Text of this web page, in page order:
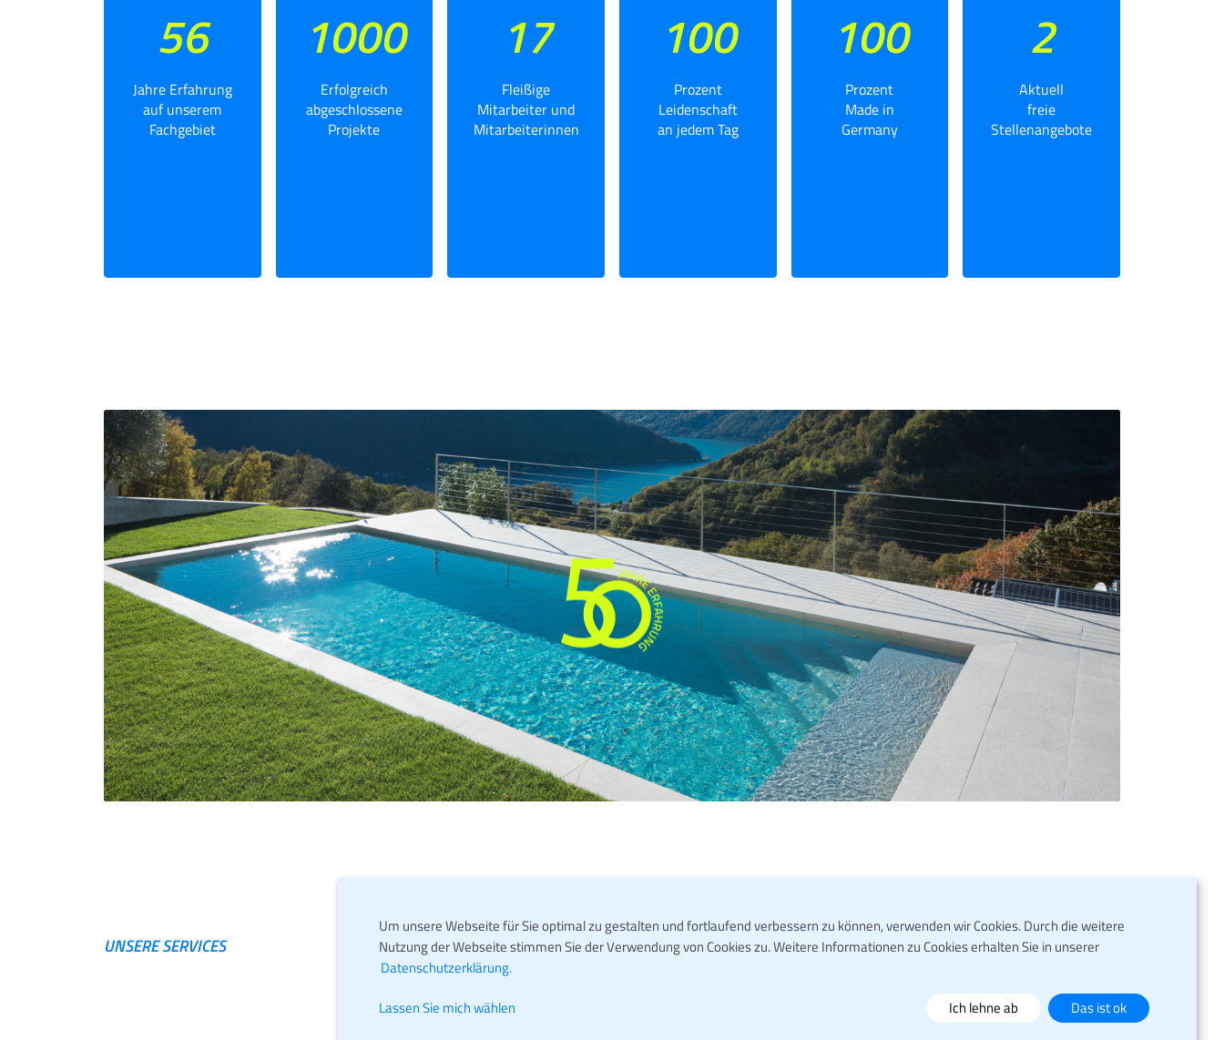
56
Jahre Erfahrung
auf unserem
Fachgebiet
1000
Erfolgreich
abgeschlossene
Projekte
17
Fleißige
Mitarbeiter und
Mitarbeiterinnen
100
Prozent
Leidenschaft
an jedem Tag
100
Prozent
Made in
Germany
2
Aktuell
freie
Stellenangebote
UNSERE SERVICES
Wir lassen Sie nicht links liegen. Gerne helfen wir Ihnen persönlich weiter. Sie können unser
Kontaktformular nutzen um Ihre Anfrage zu stellen, oder sie rufen uns an. Wir sind jederzeit für
Um unsere Webseite für Sie optimal zu gestalten und fortlaufend verbessern zu können, verwenden wir Cookies. Durch die weitere
Nutzung der Webseite stimmen Sie der Verwendung von Cookies zu. Weitere Informationen zu Cookies erhalten Sie in unserer
Datenschutzerklärung.
Lassen Sie mich wählen
Ich lehne ab Das ist ok